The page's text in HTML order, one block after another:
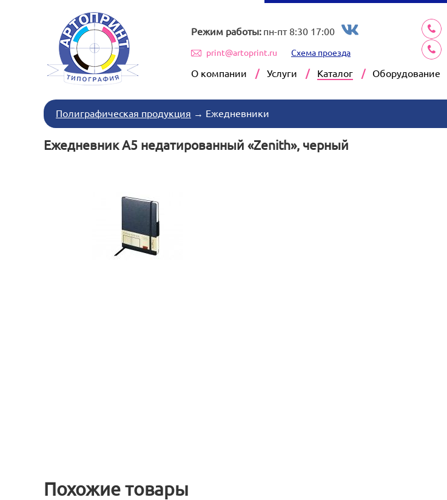
Режим работы: пн-пт 8:30 17:00
print@artoprint.ru Схема проезда
О компании Услуги Каталог Оборудование
Полиграфическая продукция → Ежедневники
Ежедневник А5 недатированный «Zenith», черный
Похожие товары